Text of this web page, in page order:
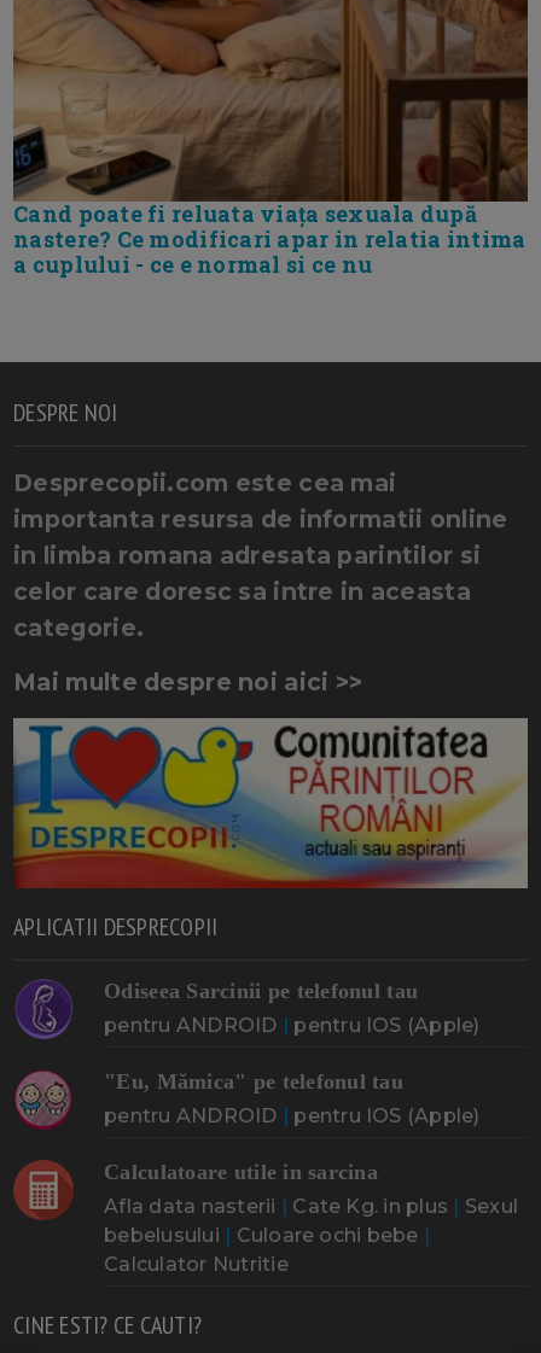
Cand poate fi reluata viața sexuala după
nastere? Ce modificari apar in relatia intima
a cuplului - ce e normal si ce nu
DESPRE NOI
Desprecopii.com este cea mai
importanta resursa de informatii online
in limba romana adresata parintilor si
celor care doresc sa intre in aceasta
categorie.
Mai multe despre noi aici >>
APLICATII DESPRECOPII
Odiseea Sarcinii pe telefonul tau
pentru ANDROID | pentru IOS (Apple)
"Eu, Mămica" pe telefonul tau
pentru ANDROID | pentru IOS (Apple)
Calculatoare utile in sarcina
Afla data nasterii | Cate Kg. in plus | Sexul
bebelusului | Culoare ochi bebe |
Calculator Nutritie
CINE ESTI? CE CAUTI?